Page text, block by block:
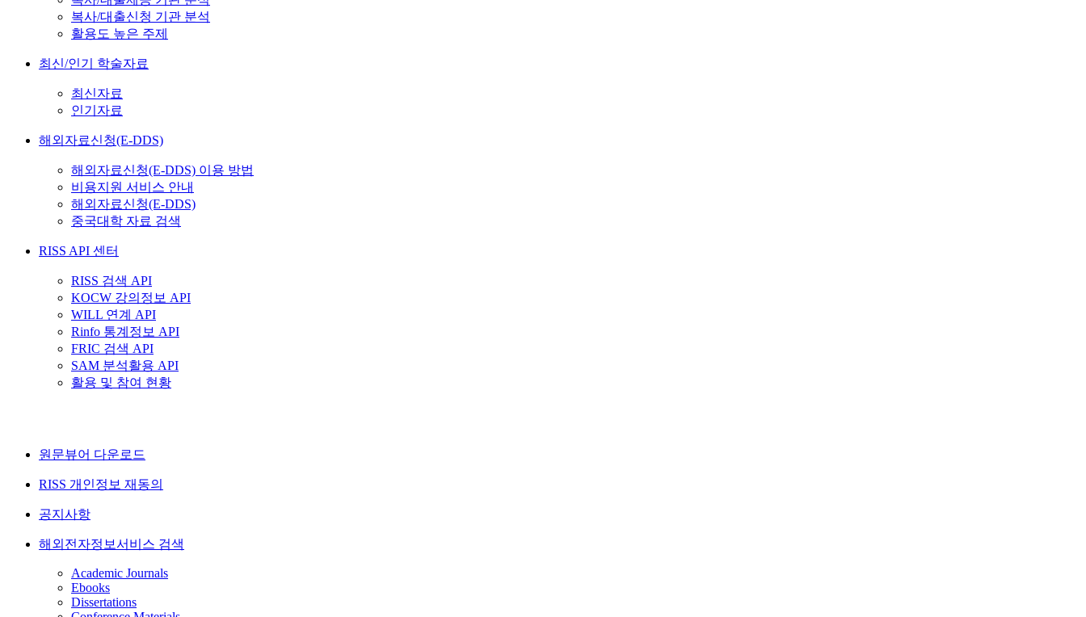
복사/대출신청 기관 분석
활용도 높은 주제
최신/인기 학술자료
최신자료
인기자료
해외자료신청(E-DDS)
해외자료신청(E-DDS) 이용 방법
비용지원 서비스 안내
해외자료신청(E-DDS)
중국대학 자료 검색
RISS API 센터
RISS 검색 API
KOCW 강의정보 API
WILL 연계 API
Rinfo 통계정보 API
FRIC 검색 API
SAM 분석활용 API
활용 및 참여 현황
원문뷰어 다운로드
RISS 개인정보 재동의
공지사항
해외전자정보서비스 검색
Academic Journals
Ebooks
Dissertations